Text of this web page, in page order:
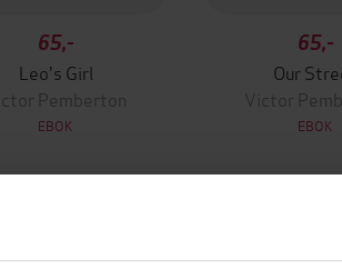
65,-
Leo's Girl
Pemberton
EBOK
65,-
Our
Victor
EBOK